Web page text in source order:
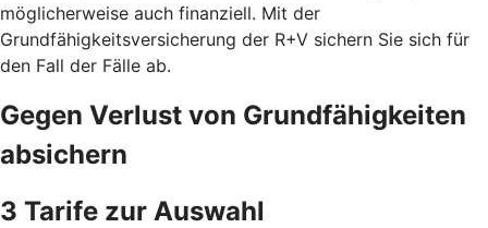
möglicherweise auch finanziell. Mit der
Grundfähigkeitsversicherung der R+V sichern Sie sich für
den Fall der Fälle ab.
Gegen Verlust von Grundfähigkeiten
absichern
3 Tarife zur Auswahl